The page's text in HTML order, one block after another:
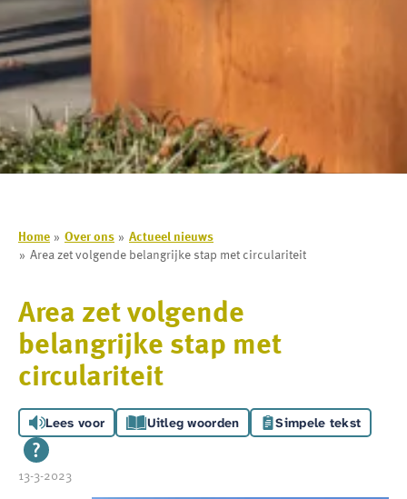
Home Over ons
Actueel nieuws
Area zet volgende belangrijke stap met circulariteit
Area zet volgende
belangrijke stap met
circulariteit
Lees voor Uitleg woorden Simpele tekst
13-3-2023